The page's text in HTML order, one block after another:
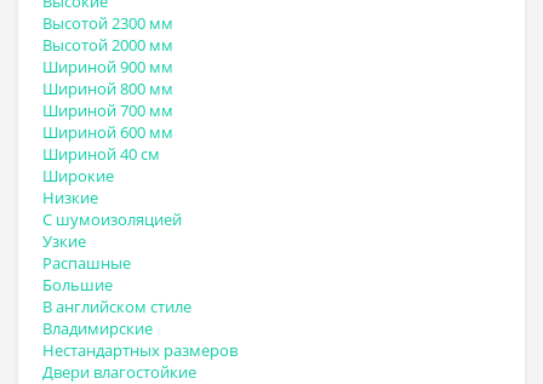
Высотой 2300 мм
Высотой 2000 мм
Шириной 900 мм
Шириной 800 мм
Шириной 700 мм
Шириной 600 мм
Шириной 40 см
Широкие
Низкие
С шумоизоляцией
Узкие
Распашные
Большие
В английском стиле
Владимирские
Нестандартных размеров
Двери влагостойкие